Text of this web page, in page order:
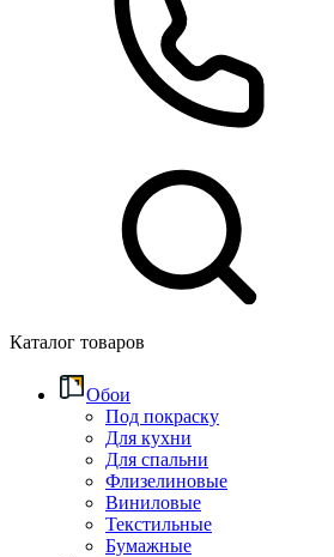
Каталог товаров
Обои
Под покраску
Для кухни
Для спальни
Флизелиновые
Виниловые
Текстильные
Бумажные